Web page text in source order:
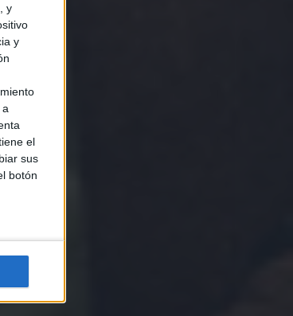
y
y
el
sus
botón